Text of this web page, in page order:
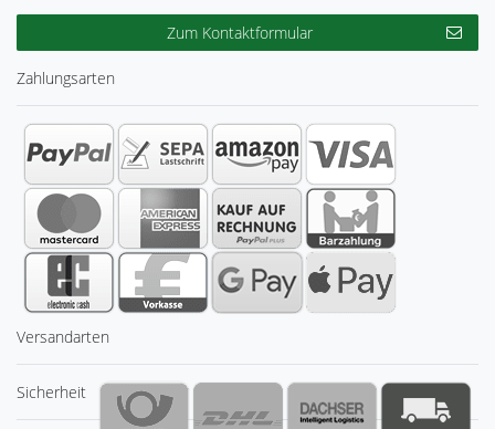
Zum Kontaktformular
Zahlungsarten
Versandarten
Sicherheit